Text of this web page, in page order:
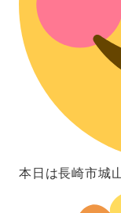
本日は長崎市城